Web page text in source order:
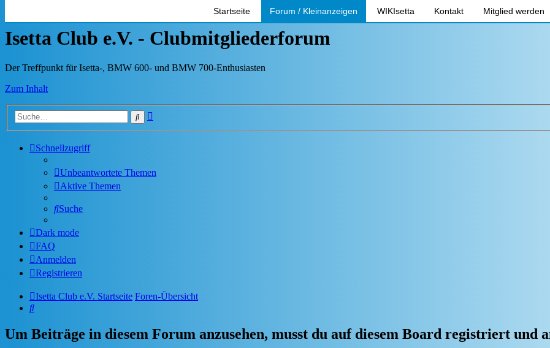
Startseite Forum / Kleinanzeigen WIKIsetta Kontakt Mitglied werden
Isetta Club e.V. - Clubmitgliederforum
Der Treffpunkt für Isetta-, BMW 600- und BMW 700-Enthusiasten
Zum Inhalt
Suche
Schnellzugriff
Unbeantwortete Themen
Aktive Themen
Suche
Dark mode
FAQ
Anmelden
Registrieren
Isetta Club e.V. Startseite Foren-Übersicht
Suche
Um Beiträge in diesem Forum anzusehen, musst du auf diesem Board registriert und